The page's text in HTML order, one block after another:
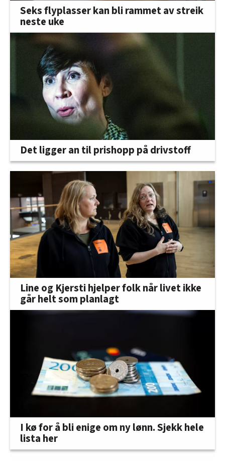
Seks flyplasser kan bli rammet av streik
neste uke
Det ligger an til prishopp på drivstoff
Line og Kjersti hjelper folk når livet ikke
går helt som planlagt
I kø for å bli enige om ny lønn. Sjekk hele
lista her